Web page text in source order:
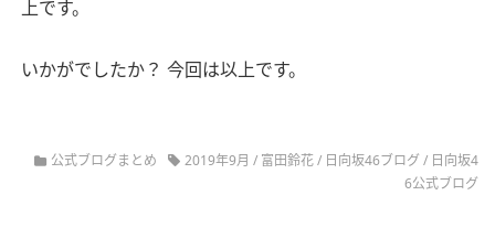
上です。
いかがでしたか？ 今回は以上です。
公式ブログまとめ 2019年9月 / 富田鈴花/ 日向坂46ブログ/ 日向坂4
6公式ブログ